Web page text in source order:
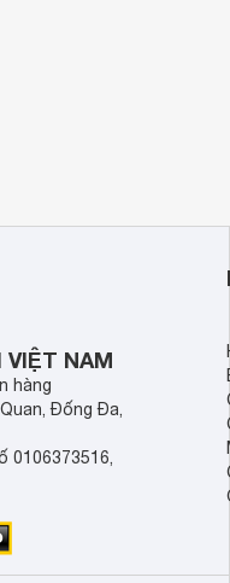
VIỆT NAM
hàng
Đống Đa,
0106373516,